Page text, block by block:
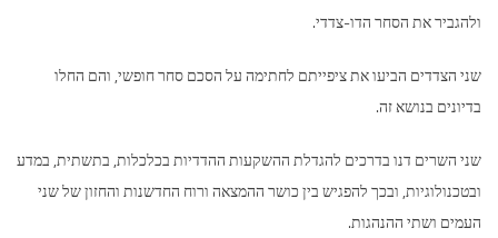
ולהגביר את הסחר הדו-צדדי.
שני הצדדים הביעו את ציפייתם לחתימה על הסכם סחר חופשי, והם החלו
בדיונים בנושא זה.
שני השרים דנו בדרכים להגדלת ההשקעות ההדדיות בכלכלות, בתשתית, במדע
ובטכנולוגיות, ובכך להפגיש בין כושר ההמצאה ורוח החדשנות והחזון של שני
העמים ושתי ההנהגות.